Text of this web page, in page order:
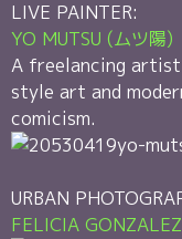
LIVE PAINTER:
YO MUTSU (ムツ陽)
A freelancing
style art and
comicism.
URBAN
FELICIA GONZALEZ